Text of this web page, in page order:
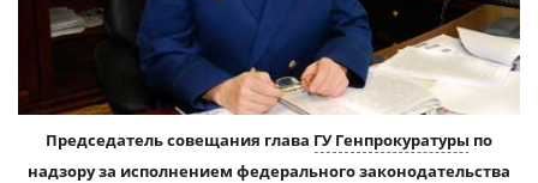
Председатель совещания глава ГУ Генпрокуратуры по
надзору за исполнением федерального законодательства